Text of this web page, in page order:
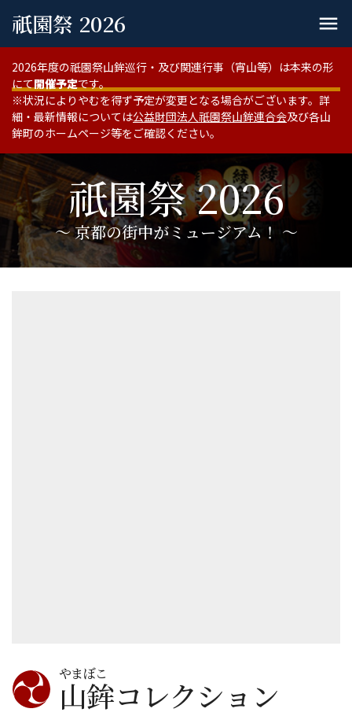
祇園祭 2026 menu
2026年度の祇園祭山鉾巡行・及び関連行事（宵山等）は本来の形
にて開催予定です。
※状況によりやむを得ず予定が変更となる場合がございます。詳
細・最新情報については公益財団法人祇園祭山鉾連合会及び各山
鉾町のホームページ等をご確認ください。
祇園祭 2026
〜 京都の街中がミュージアム！ 〜
やまぼこ
山鉾コレクション